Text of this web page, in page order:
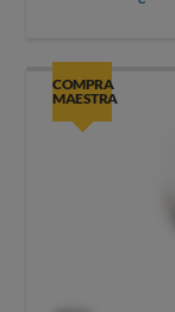
COMPRA
MAESTRA